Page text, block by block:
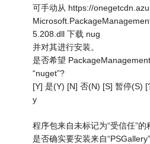
可手动从 https://
5.208.dll 下载 nug
并对其进行安装。
是否希望
“nuget”?
[Y] 是(Y) [N] 否(N) [S] 暂停(S)
y
程序包来自未标记为“受信任”的
是否确实要安装来自